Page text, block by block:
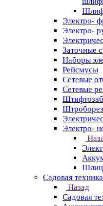
Электро-
Электро-
Заточные
Наборы
Рейсмусы
Сетевые
Сетевые
Электро-
Cадовая
Назад
Cадовая